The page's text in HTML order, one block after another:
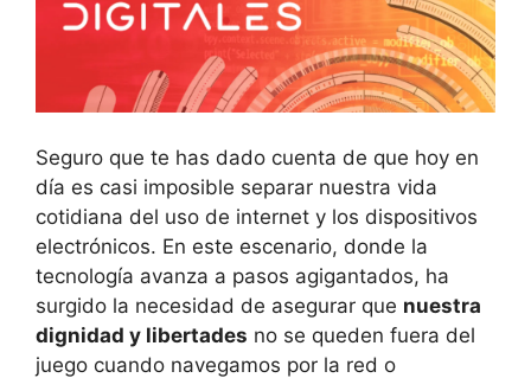
Seguro que te has dado cuenta de que hoy en
día es casi imposible separar nuestra vida
cotidiana del uso de internet y los dispositivos
electrónicos. En este escenario, donde la
tecnología avanza a pasos agigantados, ha
surgido la necesidad de asegurar que nuestra
dignidad y libertades no se queden fuera del
juego cuando navegamos por la red o